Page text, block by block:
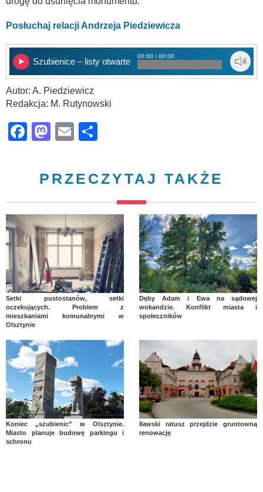
Posłuchaj relacji Andrzeja Piedziewicza
Szubienice – listy otwarte i konkurs
00:00 / 00:00
Autor: A. Piedziewicz
Redakcja: M. Rutynowski
Facebook
Mastodon
Email
PRZECZYTAJ TAKŻE
Setki pustostanów, setki
oczekujących. Problem z
mieszkaniami komunalnymi w
Olsztynie
Dęby Adam i Ewa na sądowej
wokandzie. Konflikt miasta i
społeczników
Koniec „szubienic” w Olsztynie.
Miasto planuje budowę parkingu i
schronu
Iławski ratusz przejdzie gruntowną
renowację